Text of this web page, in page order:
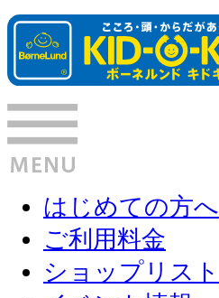
はじめての方へ
ご利用料金
ショップリスト